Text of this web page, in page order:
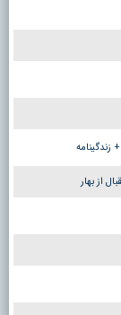
از بهار